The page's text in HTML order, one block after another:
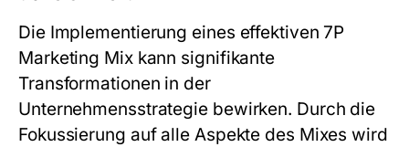
Die Implementierung eines effektiven 7P
Marketing Mix kann signifikante
Transformationen in der
Unternehmensstrategie bewirken. Durch die
Fokussierung auf alle Aspekte des Mixes wird